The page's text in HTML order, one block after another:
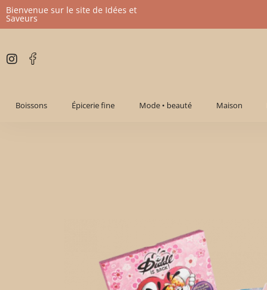
Aller
contenu
Bienvenue sur le site de Idées et
Saveurs
Boissons Épicerie fine Mode • beauté Maison